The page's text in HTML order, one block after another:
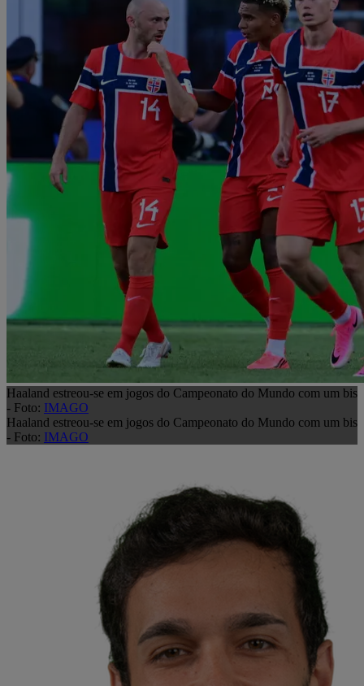
Haaland estreou-se em jogos do Campeonato do Mundo com um bis
- Foto: IMAGO
Haaland estreou-se em jogos do Campeonato do Mundo com um bis
- Foto: IMAGO